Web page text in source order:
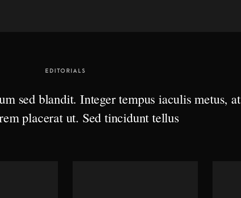
EDITORIALS
sed blandit. Integer tempus iaculis metus, at
placerat ut. Sed tincidunt tellus